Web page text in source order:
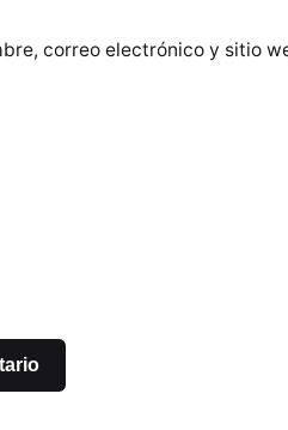
correo electrónico y sitio